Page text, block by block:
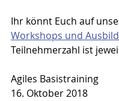
Ihr könnt Euch auf
Workshops und
Teilnehmerzahl ist
Agiles Basistraining
16. Oktober 2018